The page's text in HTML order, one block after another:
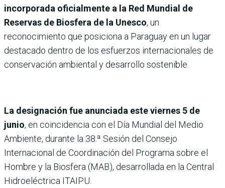
incorporada oficialmente a la Red Mundial de
Reservas de Biosfera de la Unesco, un
reconocimiento que posiciona a Paraguay en un lugar
destacado dentro de los esfuerzos internacionales de
conservación ambiental y desarrollo sostenible.
La designación fue anunciada este viernes 5 de
junio, en coincidencia con el Día Mundial del Medio
Ambiente, durante la 38.ª Sesión del Consejo
Internacional de Coordinación del Programa sobre el
Hombre y la Biosfera (MAB), desarrollada en la Central
Hidroeléctrica ITAIPU.